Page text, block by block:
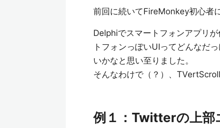
前回に続いてFireMonkey初心者
Delphiでスマートフォンアプリ
トフォンっぽいUIってどんなだ
いかなと思い至りました。
そんなわけで（？）、
例１：Twitterの上部